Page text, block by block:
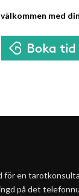
med
för en
på det